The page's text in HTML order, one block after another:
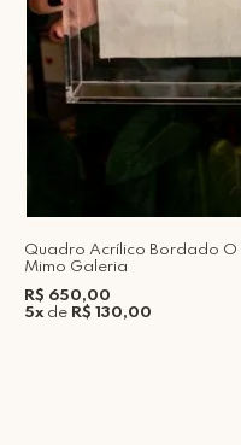
Quadro Acrílico Bordado O
Mimo Galeria
R$ 650,00
5xde R$ 130,00